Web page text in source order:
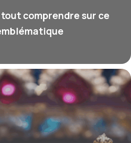
comprendre sur ce